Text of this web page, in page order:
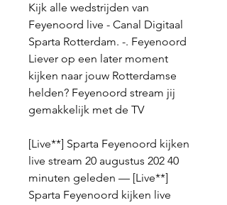
Kijk alle wedstrijden van
Feyenoord live - Canal Digitaal
Sparta Rotterdam. -. Feyenoord
Liever op een later moment
kijken naar jouw Rotterdamse
helden? Feyenoord stream jij
gemakkelijk met de TV
[Live**] Sparta Feyenoord kijken
live stream 20 augustus 202 40
minuten geleden — [Live**]
Sparta Feyenoord kijken live